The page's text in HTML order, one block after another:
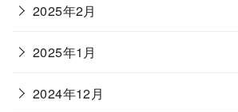
2025年2月
2025年1月
2024年12月